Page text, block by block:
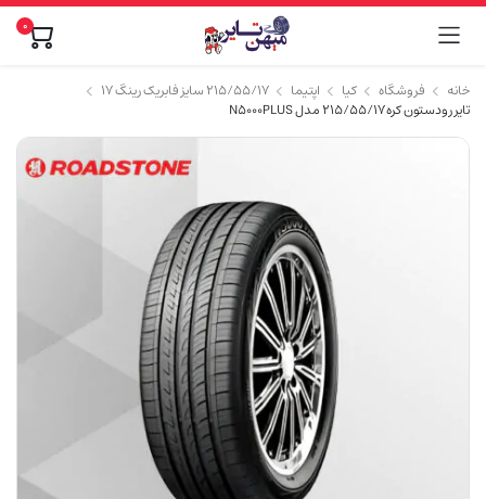
0
خانه فروشگاه کیا اپتیما
۲۱۵/۵۵/۱۷ سایز فابریک رینگ ۱۷
تایر رودستون کره 215/55/17 مدل N5000PLUS